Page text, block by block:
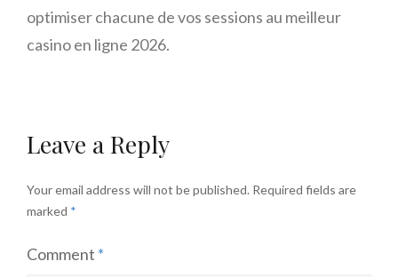
optimiser chacune de vos sessions au meilleur
casino en ligne 2026.​
Leave a Reply
Your email address will not be published. Required fields are
marked *
Comment *